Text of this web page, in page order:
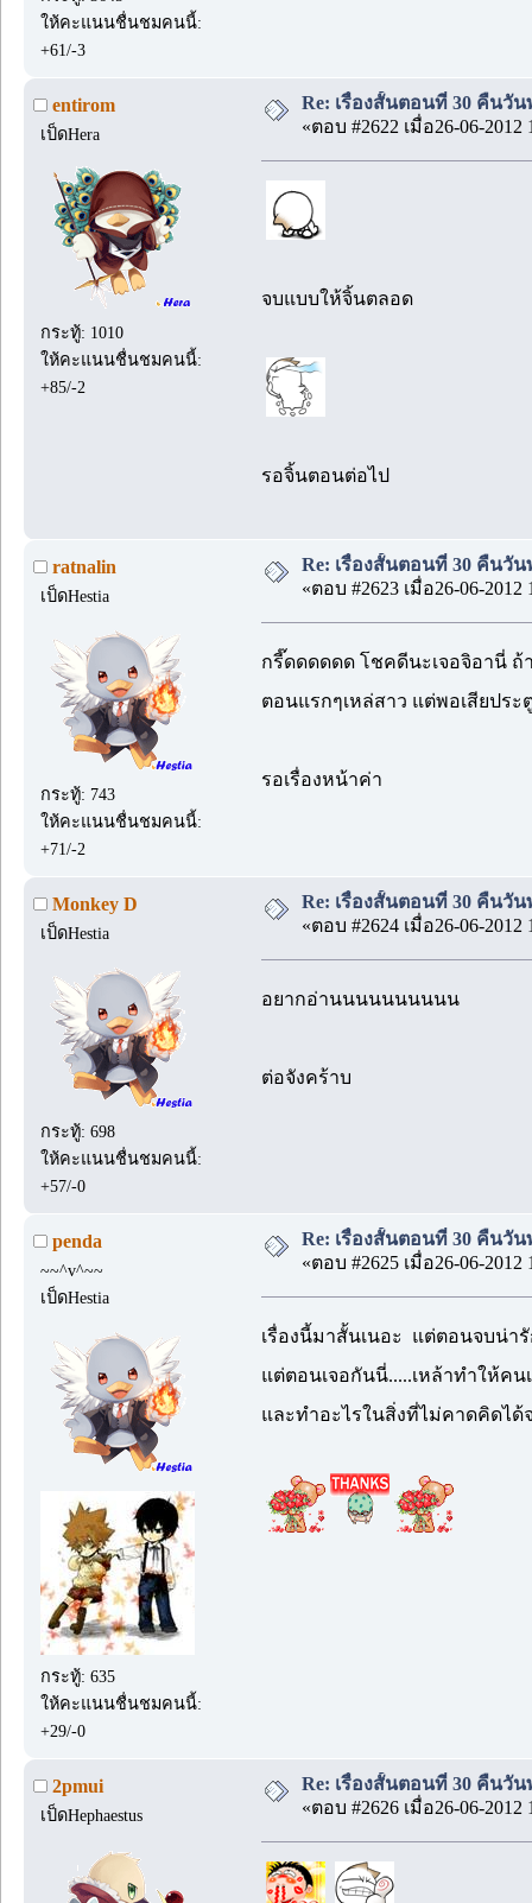
ให้คะแนนชื่นชมคนนี้:
+61/-3
entirom
เป็ดHera
กระทู้: 1010
ให้คะแนนชื่นชมคนนี้:
+85/-2
Re: เรื่องสั้นตอนที่ 30 คืนวั
«ตอบ #2622 เมื่อ26-06-2012
จบแบบให้จิ้นตลอด
รอจิ้นตอนต่อไป
ratnalin
เป็ดHestia
กระทู้: 743
ให้คะแนนชื่นชมคนนี้:
+71/-2
Re: เรื่องสั้นตอนที่ 30 คืนวั
«ตอบ #2623 เมื่อ26-06-2012
กรี๊ดดดดดด โชคดีนะเจอจิอานี่ ถ้
ตอนแรกๆเหล่สาว แต่พอเสียประ
รอเรื่องหน้าค่า
Monkey D
เป็ดHestia
กระทู้: 698
ให้คะแนนชื่นชมคนนี้:
+57/-0
Re: เรื่องสั้นตอนที่ 30 คืนวั
«ตอบ #2624 เมื่อ26-06-2012
อยากอ่านนนนนนนนนน
ต่อจังคร้าบ
penda
~~^v^~~
เป็ดHestia
กระทู้: 635
ให้คะแนนชื่นชมคนนี้:
+29/-0
Re: เรื่องสั้นตอนที่ 30 คืนวั
«ตอบ #2625 เมื่อ26-06-2012
เรื่องนี้มาสั้นเนอะ แต่ตอนจบน่า
แต่ตอนเจอกันนี่.....เหล้าทำให้คน
และทำอะไรในสิ่งที่ไม่คาดคิดได้
2pmui
เป็ดHephaestus
Re: เรื่องสั้นตอนที่ 30 คืนวั
«ตอบ #2626 เมื่อ26-06-2012